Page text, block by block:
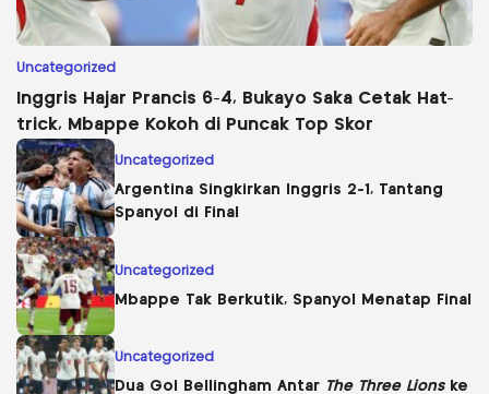
Uncategorized
Inggris Hajar Prancis 6-4, Bukayo Saka Cetak Hat-
trick, Mbappe Kokoh di Puncak Top Skor
Uncategorized
Argentina Singkirkan Inggris 2-1, Tantang
Spanyol di Final
Uncategorized
Mbappe Tak Berkutik, Spanyol Menatap Final
Uncategorized
Dua Gol Bellingham Antar The Three Lionske